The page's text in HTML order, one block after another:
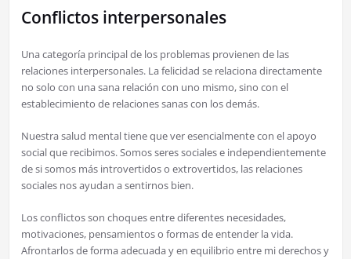
Conflictos interpersonales
Una categoría principal de los problemas provienen de las
relaciones interpersonales. La felicidad se relaciona directamente
no solo con una sana relación con uno mismo, sino con el
establecimiento de relaciones sanas con los demás.
Nuestra salud mental tiene que ver esencialmente con el apoyo
social que recibimos. Somos seres sociales e independientemente
de si somos más introvertidos o extrovertidos, las relaciones
sociales nos ayudan a sentirnos bien.
Los conflictos son choques entre diferentes necesidades,
motivaciones, pensamientos o formas de entender la vida.
Afrontarlos de forma adecuada y en equilibrio entre mi derechos y